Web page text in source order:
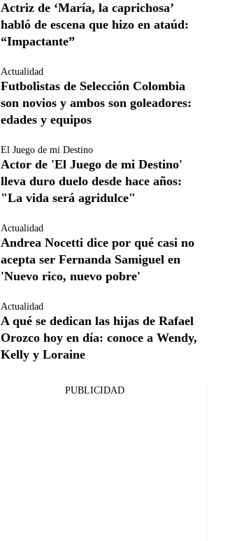
Actriz de ‘María, la caprichosa’
habló de escena que hizo en ataúd:
“Impactante”
Actualidad
Futbolistas de Selección Colombia
son novios y ambos son goleadores:
edades y equipos
El Juego de mi Destino
Actor de 'El Juego de mi Destino'
lleva duro duelo desde hace años:
"La vida será agridulce"
Actualidad
Andrea Nocetti dice por qué casi no
acepta ser Fernanda Samiguel en
'Nuevo rico, nuevo pobre'
Actualidad
A qué se dedican las hijas de Rafael
Orozco hoy en día: conoce a Wendy,
Kelly y Loraine
PUBLICIDAD